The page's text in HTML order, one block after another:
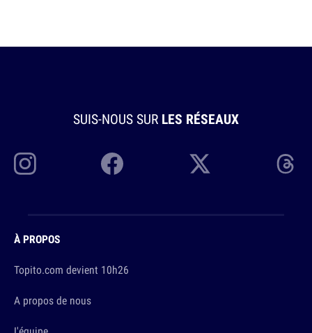
SUIS-NOUS SUR LES RÉSEAUX
À PROPOS
Topito.com devient 10h26
A propos de nous